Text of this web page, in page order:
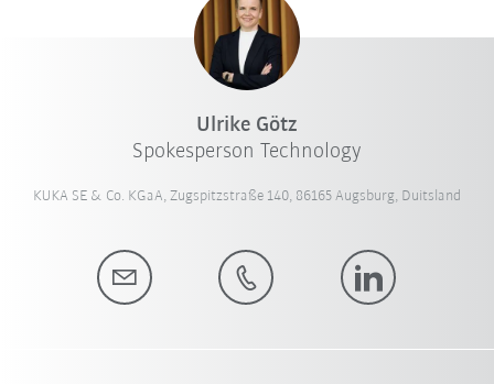
Ulrike Götz
Spokesperson Technology
KUKA SE & Co. KGaA, Zugspitzstraße 140, 86165 Augsburg, Duitsland